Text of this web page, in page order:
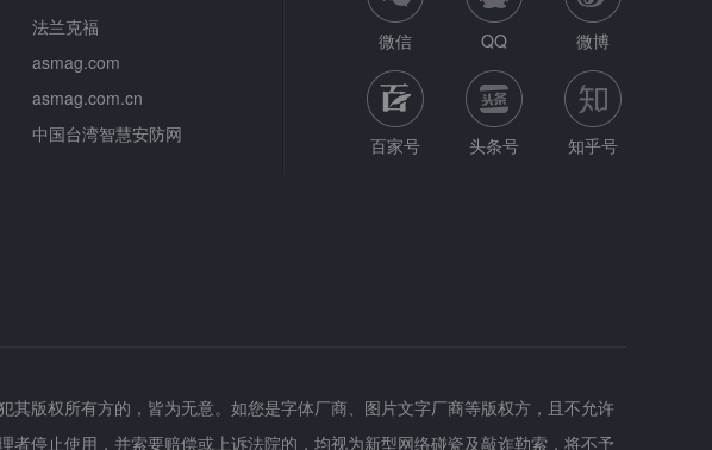
法兰克福
asmag.com
asmag.com.cn
中国台湾智慧安防网
微信 QQ 微博
百家号 头条号 知乎号
版权所有方的，皆为无意。如您是字体厂商、图片文字厂商等版权方，且不允许
停止使用，并索要赔偿或上诉法院的，均视为新型网络碰瓷及敲诈勒索，将不予